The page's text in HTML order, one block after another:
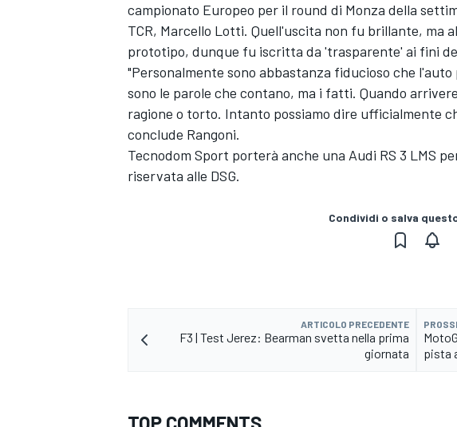
RALLY
campionato Europeo per il round di Monza della
TCR, Marcello Lotti. Quell'uscita non fu brillante, ma
prototipo, dunque fu iscritta da 'trasparente' ai fini
"Personalmente sono abbastanza fiducioso che
sono le parole che contano, ma i fatti. Quando
ragione o torto. Intanto possiamo dire ufficialmente
conclude Rangoni.
Tecnodom Sport porterà anche una Audi RS 3 LMS
riservata alle DSG.
Condividi o salva
ARTICOLO PRECEDENTE
F3 | Test Jerez: Bearman svetta nella prima
giornata
pista